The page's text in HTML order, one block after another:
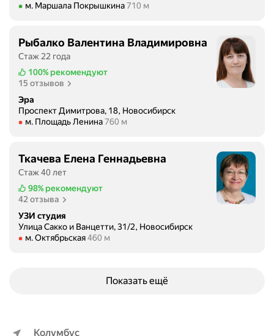
Метро м. Маршала Покрышкина Расстояние 710 м
м. Маршала Покрышкина 710 м
Рыбалко Валентина Владимировна
Стаж 22 года
100% рекомендуют
15 отзывов
Эра
Проспект Димитрова, 18, Новосибирск
Метро м. Площадь Ленина Расстояние 760 м
м. Площадь Ленина 760 м
Ткачева Елена Геннадьевна
Стаж 40 лет
98% рекомендуют
42 отзыва
УЗИ студия
Улица Сакко и Ванцетти, 31/2, Новосибирск
Метро м. Октябрьская Расстояние 460 м
м. Октябрьская 460 м
Показать ещё
Колумбус